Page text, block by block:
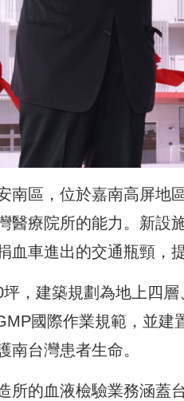
南區，位於嘉南高屏地
醫療院所的能力。新設
血車進出的交通瓶頸，
，建築規劃為地上四
國際作業規範，並建
南台灣患者生命。
所的血液檢驗業務涵蓋